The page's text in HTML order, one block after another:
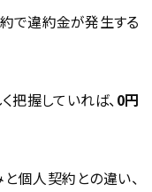
で違約金が発生する
把握していれば、0円
個人契約 との違い、